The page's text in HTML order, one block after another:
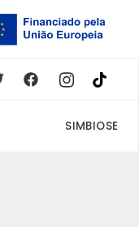
SIMBIOSE
Instagram